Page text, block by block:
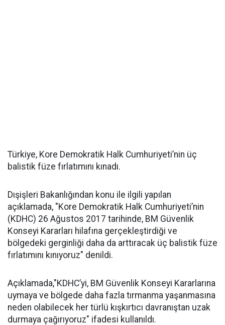
Türkiye, Kore Demokratik Halk Cumhuriyeti’nin üç
balistik füze fırlatımını kınadı.
Dışişleri Bakanlığından konu ile ilgili yapılan
açıklamada, "Kore Demokratik Halk Cumhuriyeti’nin
(KDHC) 26 Ağustos 2017 tarihinde, BM Güvenlik
Konseyi Kararları hilafına gerçekleştirdiği ve
bölgedeki gerginliği daha da arttıracak üç balistik füze
fırlatımını kınıyoruz" denildi.
Açıklamada,"KDHC’yi, BM Güvenlik Konseyi Kararlarına
uymaya ve bölgede daha fazla tırmanma yaşanmasına
neden olabilecek her türlü kışkırtıcı davranıştan uzak
durmaya çağırıyoruz" ifadesi kullanıldı.